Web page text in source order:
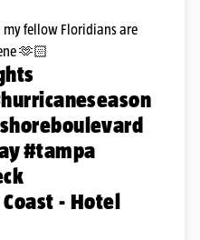
my fellow Floridians are
🫶🏻
#tampa
- Hotel